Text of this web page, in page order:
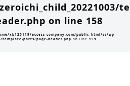
on line 158
xb120119/access-company.com/public_html/ss/wp-
template-parts/page-header.php on line 159